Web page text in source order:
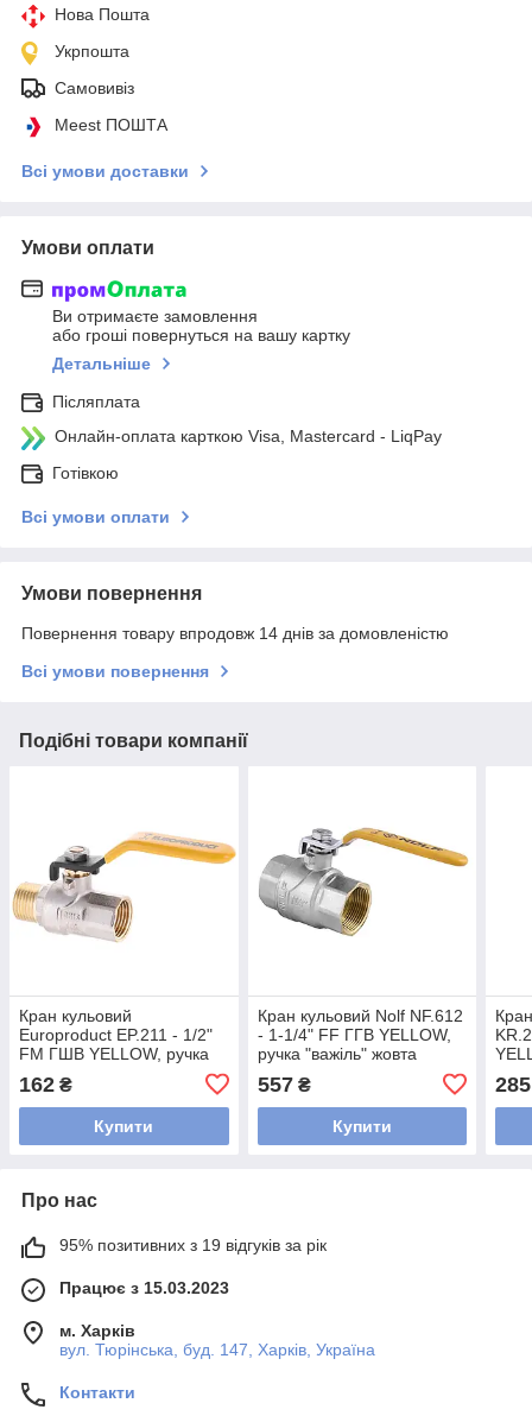
Нова Пошта
Укрпошта
Самовивіз
Meest ПОШТА
Всі умови доставки
Умови оплати
Ви отримаєте замовлення
або гроші повернуться на вашу картку
Детальніше
Післяплата
Онлайн-оплата карткою Visa, Mastercard - LiqPay
Готівкою
Всі умови оплати
Умови повернення
Повернення товару впродовж 14 днів за домовленістю
Всі умови повернення
Подібні товари компанії
Кран кульовий
Europroduct EP.211 - 1/2"
FM ГШВ YELLOW, ручка
"важіль" жовта (EP2951)
162 ₴
Купити
Кран кульовий Nolf NF.612
- 1-1/4" FF ГГВ YELLOW,
ручка "важіль" жовта
557₴
Купити
285
Про нас
95% позитивних з 19 відгуків за рік
Працює з 15.03.2023
м. Харків
вул. Тюрінська, буд. 147, Харків, Україна
Контакти